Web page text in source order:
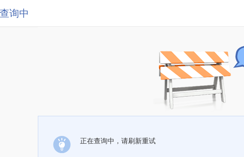
询中
正在查询中，请刷新重试